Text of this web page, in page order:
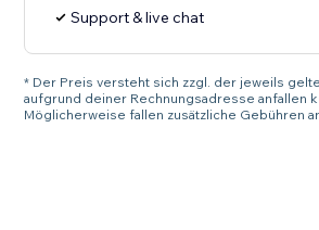
Support & live chat
* Der Preis versteht sich zzgl. der jeweils
aufgrund deiner Rechnungsadresse anfallen
Möglicherweise fallen zusätzliche Gebühren